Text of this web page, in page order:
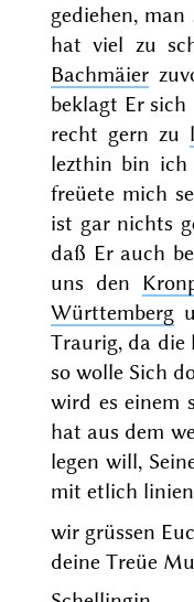
gediehen,
hat viel zu
Bachmäier
beklagt Er
recht gern zu
lezthin bin ich
freüete mich
ist gar nichts
daß Er auch
uns den
Württemberg
Traurig, da die
so wolle Sich
wird es einem
hat aus dem
legen will,
mit etlich
wir grüssen
deine Treüe